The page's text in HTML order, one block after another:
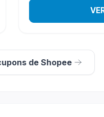
de Shopee